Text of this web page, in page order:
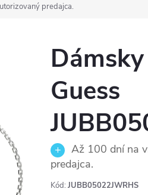
predajca.
Guess
Až 100 dní na
predajca.
Kód: JUBB05022JWRHS